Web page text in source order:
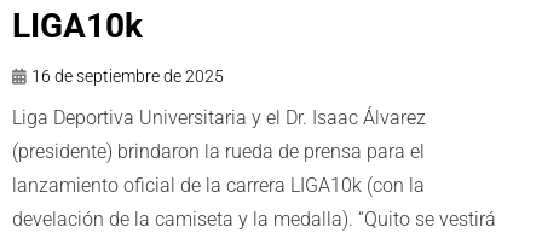
LIGA10k
16 de septiembre de 2025
Liga Deportiva Universitaria y el Dr. Isaac Álvarez
(presidente) brindaron la rueda de prensa para el
lanzamiento oficial de la carrera LIGA10k (con la
develación de la camiseta y la medalla). “Quito se vestirá